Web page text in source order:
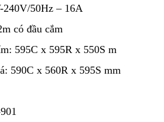
240V/50Hz – 16A
có đầu cắm
595C x 595R x 550S m
590C x 560R x 595S mm